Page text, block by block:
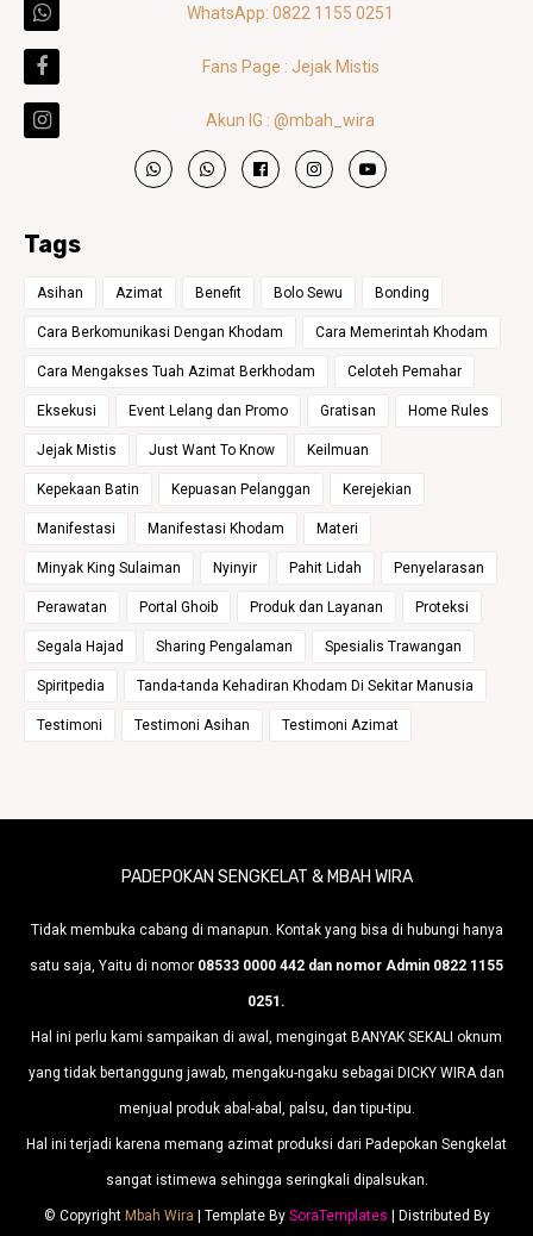
WhatsApp: 0822 1155 0251
Fans Page : Jejak Mistis
Akun IG : @mbah_wira
Tags
Asihan Azimat Benefit Bolo Sewu Bonding
Cara Berkomunikasi Dengan Khodam Cara Memerintah Khodam
Cara Mengakses Tuah Azimat Berkhodam Celoteh Pemahar
Eksekusi Event Lelang dan Promo Gratisan Home Rules
Jejak Mistis Just Want To Know Keilmuan
Kepekaan Batin Kepuasan Pelanggan Kerejekian
Manifestasi Manifestasi Khodam Materi
Minyak King Sulaiman Nyinyir Pahit Lidah Penyelarasan
Perawatan Portal Ghoib Produk dan Layanan Proteksi
Segala Hajad Sharing Pengalaman Spesialis Trawangan
Spiritpedia Tanda-tanda Kehadiran Khodam Di Sekitar Manusia
Testimoni Testimoni Asihan Testimoni Azimat
PADEPOKAN SENGKELAT & MBAH WIRA
Tidak membuka cabang di manapun. Kontak yang bisa di hubungi hanya
satu saja, Yaitu di nomor 08533 0000 442 dan nomor Admin 0822 1155
0251.
Hal ini perlu kami sampaikan di awal, mengingat BANYAK SEKALI oknum
yang tidak bertanggung jawab, mengaku-ngaku sebagai DICKY WIRA dan
menjual produk abal-abal, palsu, dan tipu-tipu.
Hal ini terjadi karena memang azimat produksi dari Padepokan Sengkelat
sangat istimewa sehingga seringkali dipalsukan.
© Copyright Mbah Wira | Template By SoraTemplates | Distributed By